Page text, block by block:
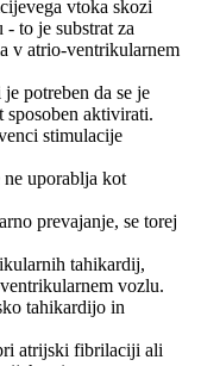
vtoka skozi
to je substrat za
v atrio-ventrikularnem
potreben da se je
aktivirati.
stimulacije
uporablja kot
prevajanje, se torej
tahikardij,
vozlu.
tahikardijo in
atrijski fibrilaciji ali